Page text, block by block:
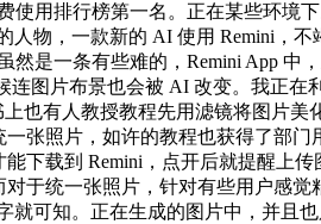
使用排行榜第一名。正在某些环
人物，一款新的 AI 使用 Remini，
然是一条有些难的，Remini App
连图片布景也会被 AI 改变。我正
也有人教授教程先用滤镜将图片
张照片，如许的教程也获得了部
下载到 Remini，点开后就提醒上
对于统一张照片，针对有些用户感
就可知。正在生成的图片中，并且